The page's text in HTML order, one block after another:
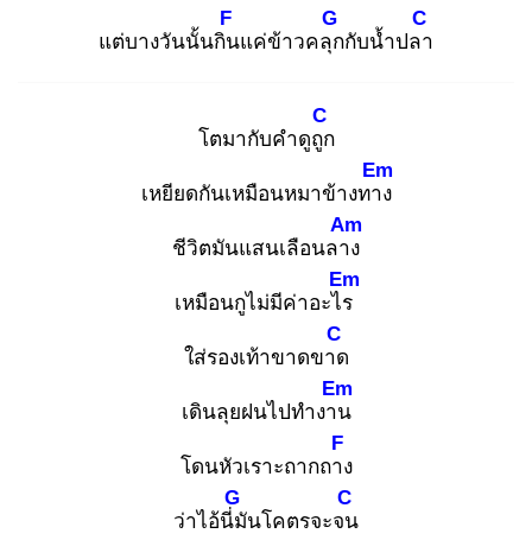
แต่บางวันนั้นกิน
F
แค่ข้าวคลุก
G
กับน้ำปลา
C
โตมากับคำดูถูก
C
เหยียดกันเหมือนหมาข้างทาง
Em
ชีวิตมันแสนเลือนลาง
Am
เหมือนกูไม่มีค่าอะไร
Em
ใส่รองเท้าขาดขาด
C
เดินลุยฝนไปทำงาน
Em
โดนหัวเราะถากถาง
F
ว่าไอ้นี่มั
G
นโคตรจะจน
C